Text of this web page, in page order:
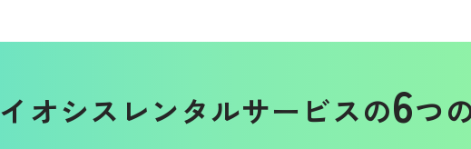
イオシスレンタルサービスの6つ